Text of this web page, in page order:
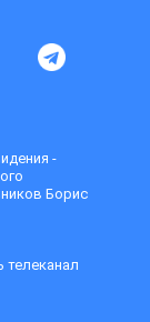
-
Борис
телеканал